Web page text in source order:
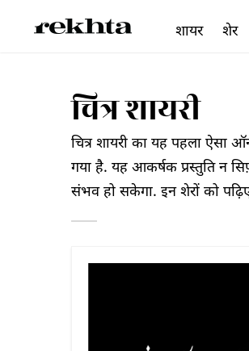
चित्र शायरी
चित्र शायरी का यह पहला
गया है. यह आकर्षक प्रस्तुति न
संभव हो सकेगा. इन शेरों को
शायर शेर